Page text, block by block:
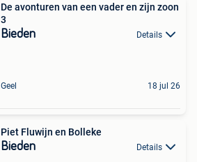
De avonturen van een vader en zijn zoon
3
Bieden Details
Geel 18 jul 26
Piet Fluwijn en Bolleke
Bieden Details